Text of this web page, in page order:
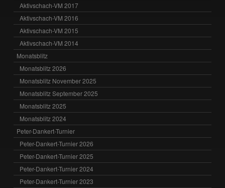
Aktivschach-VM 2017
Aktivschach-VM 2016
Aktivschach-VM 2015
Aktivschach-VM 2014
Monatsblitz
Monatsblitz 2026
Monatsblitz November 2025
Monatsblitz September 2025
Monatsblitz 2025
Monatsblitz 2024
Peter-Dankert-Turnier
Peter-Dankert-Turnier 2026
Peter-Dankert-Turnier 2025
Peter-Dankert-Turnier 2024
Peter-Dankert-Turnier 2023